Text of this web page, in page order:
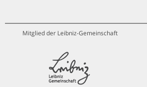
Mitglied der Leibniz-Gemeinschaft